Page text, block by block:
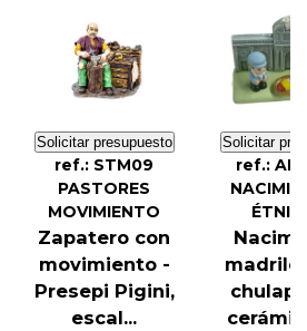
Solicitar presupuesto
ref.: STM09
PASTORES
MOVIMIENTO
Zapatero con
movimiento -
Presepi Pigini,
escal...
Solicitar
ref.: